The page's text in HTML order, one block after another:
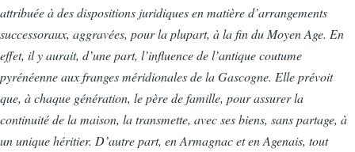
attribuée à des dispositions juridiques en matière d’arrangements
successoraux, aggravées, pour la plupart, à la fin du Moyen Age. En
effet, il y aurait, d’une part, l’influence de l’antique coutume
pyrénéenne aux franges méridionales de la Gascogne. Elle prévoit
que, à chaque génération, le père de famille, pour assurer la
continuité de la maison, la transmette, avec ses biens, sans partage, à
un unique héritier. D’autre part, en Armagnac et en Agenais, tout